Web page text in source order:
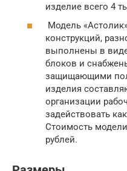
изделие всего 4
Модель
конструкций,
выполнены в
блоков и
защищающими пол
изделия
организации
задействовать
Стоимость
рублей.